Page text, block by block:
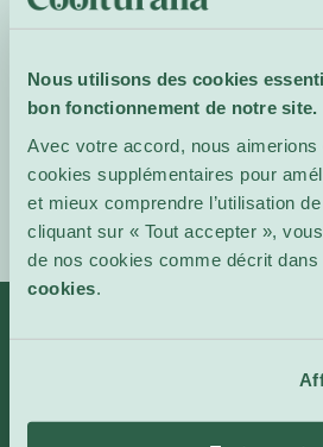
Nous utilisons des cookies
bon fonctionnement de notre site.
Avec votre accord, nous
cookies supplémentaires pour
et mieux comprendre l’utilisation
cliquant sur « Tout accepter »,
de nos cookies comme décrit dans
cookies